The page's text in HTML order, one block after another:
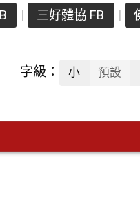
三好體協 FB
字級： 小 預設